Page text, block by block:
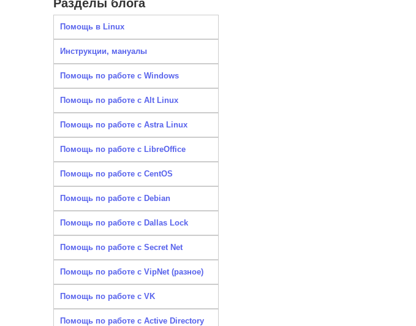
Разделы блога
Помощь в Linux
Инструкции, мануалы
Помощь по работе с Windows
Помощь по работе с Alt Linux
Помощь по работе с Astra Linux
Помощь по работе с LibreOffice
Помощь по работе с CentOS
Помощь по работе с Debian
Помощь по работе с Dallas Lock
Помощь по работе с Secret Net
Помощь по работе с VipNet (разное)
Помощь по работе с VK
Помощь по работе с Active Directory